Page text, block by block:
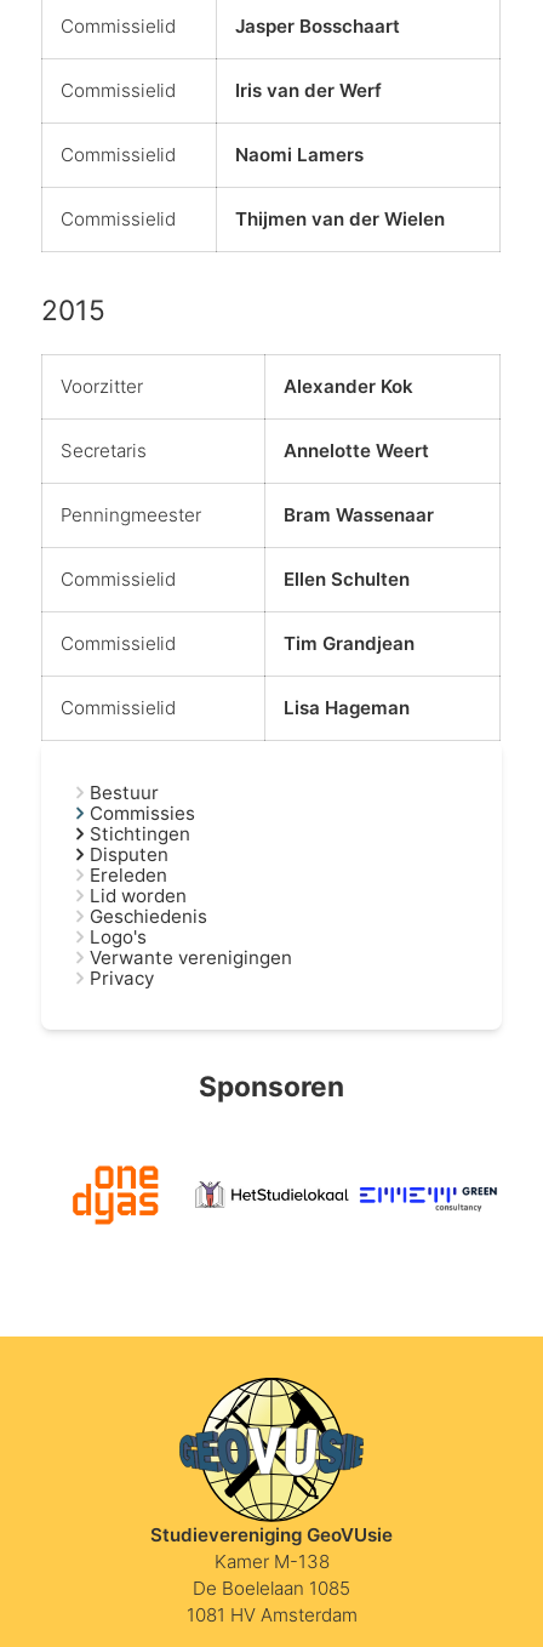
Commissielid Jasper Bosschaart
Commissielid Iris van der Werf
Commissielid Naomi Lamers
Commissielid Thijmen van der Wielen
2015
Voorzitter Alexander Kok
Secretaris Annelotte Weert
Penningmeester Bram Wassenaar
Commissielid Ellen Schulten
Commissielid Tim Grandjean
Commissielid Lisa Hageman
Bestuur
Commissies
Stichtingen
Disputen
Ereleden
Lid worden
Geschiedenis
Logo's
Verwante verenigingen
Privacy
Sponsoren
Studievereniging GeoVUsie
Kamer M-138
De Boelelaan 1085
1081 HV Amsterdam